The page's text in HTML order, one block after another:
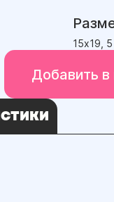
15х19,
Добавить в